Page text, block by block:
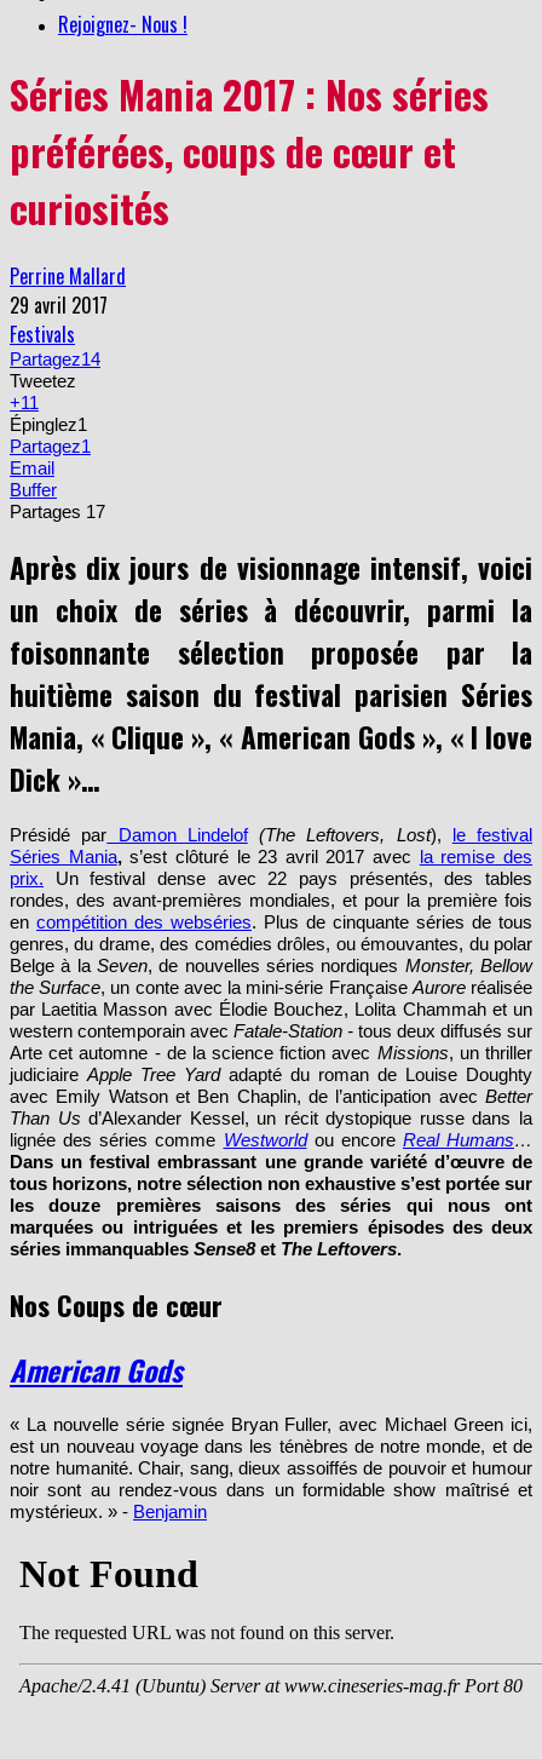
Rejoignez- Nous !
Séries Mania 2017 : Nos séries
préférées, coups de cœur et
curiosités
Perrine Mallard
29 avril 2017
Festivals
Partagez14
Tweetez
+11
Épinglez1
Partagez1
Email
Buffer
Partages 17
Après dix jours de visionnage intensif, voici
un choix de séries à découvrir, parmi la
foisonnante sélection proposée par la
huitième saison du festival parisien Séries
Mania, « Clique », « American Gods », « I love
Dick »…
Présidé par Damon Lindelof (The Leftovers, Lost), le festival
Séries Mania,s’est clôturé le 23 avril 2017 avec la remise des
prix. Un festival dense avec 22 pays présentés, des tables
rondes, des avant-premières mondiales, et pour la première fois
en compétition des webséries. Plus de cinquante séries de tous
genres, du drame, des comédies drôles, ou émouvantes, du polar
Belge à la Seven, de nouvelles séries nordiques Monster, Bellow
the Surface, un conte avec la mini-série Française Aurore réalisée
par Laetitia Masson avec Élodie Bouchez, Lolita Chammah et un
western contemporain avec Fatale-Station - tous deux diffusés sur
Arte cet automne - de la science fiction avec Missions, un thriller
judiciaire Apple Tree Yardadapté du roman de Louise Doughty
avec Emily Watson et Ben Chaplin, de l’anticipation avec Better
Than Us d’Alexander Kessel, un récit dystopique russe dans la
lignée des séries comme Westworldou encore Real Humans…
Dans un festival embrassant une grande variété d’œuvre de
tous horizons, notre sélection non exhaustive s’est portée sur
les douze premières saisons des séries qui nous ont
marquées ou intriguées et les premiers épisodes des deux
séries immanquables Sense8et The Leftovers.
Nos Coups de cœur
American Gods
« La nouvelle série signée Bryan Fuller, avec Michael Green ici,
est un nouveau voyage dans les ténèbres de notre monde, et de
notre humanité. Chair, sang, dieux assoiffés de pouvoir et humour
noir sont au rendez-vous dans un formidable show maîtrisé et
mystérieux. » - Benjamin